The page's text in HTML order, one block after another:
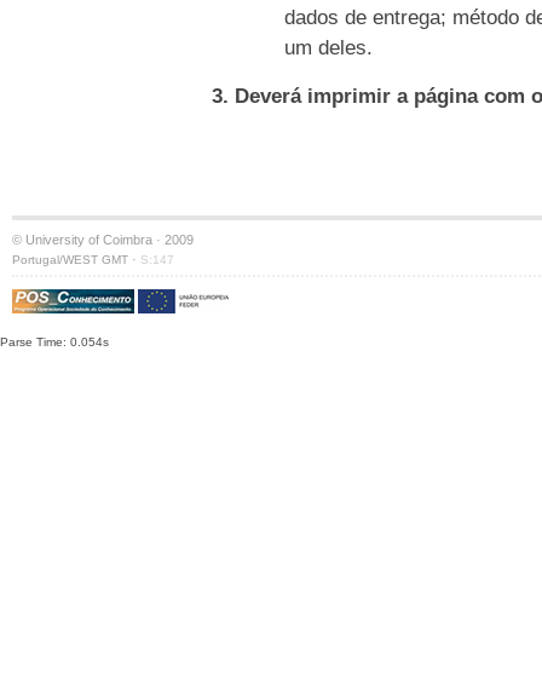
dados de entrega; método
um deles.
3. Deverá imprimir a página com
© University of Coimbra · 2009
Portugal/WEST GMT · S:147
Parse Time: 0.054s